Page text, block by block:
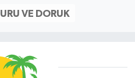
VE DORUK